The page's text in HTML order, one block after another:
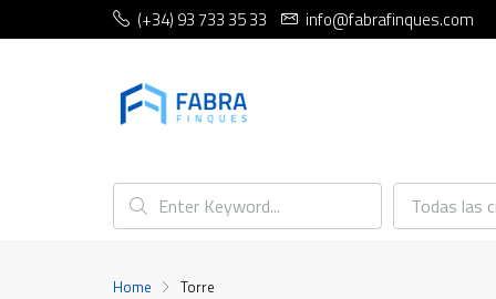
(+34) 93 733 35 33 info@fabrafinques.com
Todas las
Home Torre